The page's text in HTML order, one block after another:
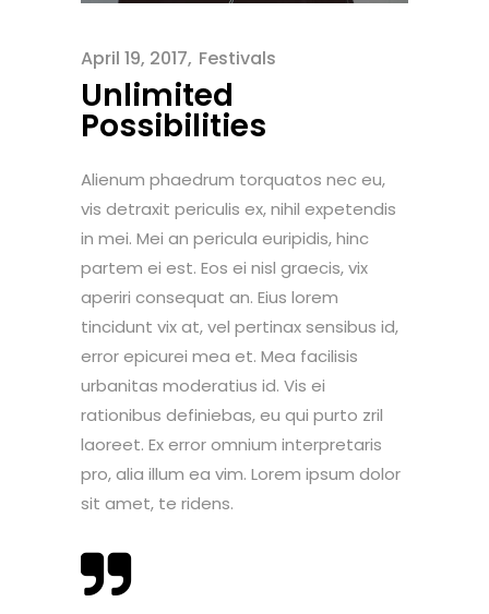
April 19, 2017 Festivals
Unlimited
Possibilities
Alienum phaedrum torquatos nec eu,
vis detraxit periculis ex, nihil expetendis
in mei. Mei an pericula euripidis, hinc
partem ei est. Eos ei nisl graecis, vix
aperiri consequat an. Eius lorem
tincidunt vix at, vel pertinax sensibus id,
error epicurei mea et. Mea facilisis
urbanitas moderatius id. Vis ei
rationibus definiebas, eu qui purto zril
laoreet. Ex error omnium interpretaris
pro, alia illum ea vim. Lorem ipsum dolor
sit amet, te ridens.